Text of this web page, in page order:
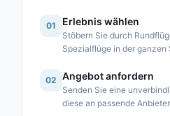
Linth Air Service AG
Mountain Flyers 80 Ltd
Partn’Air Management SA
Rose Helicopter AG
01 Erlebnis wählen
Stöbern Sie durch
Spezialflüge in der ganzen
02 Angebot anfordern
Senden Sie eine
diese an passende